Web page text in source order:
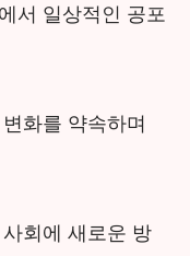
서 일상적인 공포
화를 약속하며
회에 새로운 방